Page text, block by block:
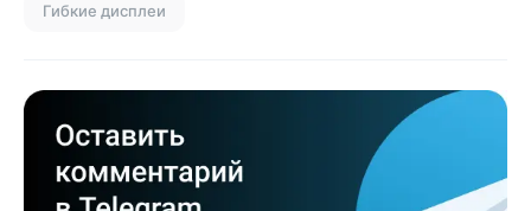
Гибкие дисплеи